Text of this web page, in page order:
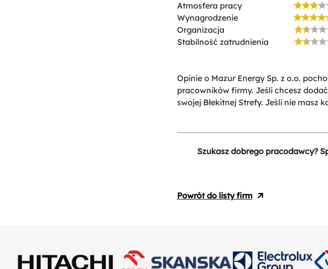
Atmosfera pracy
Wynagrodzenie
Organizacja
Stabilność zatrudnienia
Opinie o Mazur Energy Sp. z o.o.
pracowników firmy. Jeśli chcesz
swojej Błekitnej Strefy. Jeśli nie masz
Szukasz dobrego pracodawcy?
Powrót do listy firm